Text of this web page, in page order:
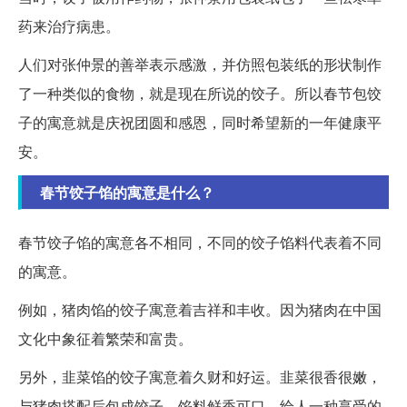
药来治疗病患。
人们对张仲景的善举表示感激，并仿照包装纸的形状制作
了一种类似的食物，就是现在所说的饺子。所以春节包饺
子的寓意就是庆祝团圆和感恩，同时希望新的一年健康平
安。
春节饺子馅的寓意是什么？
春节饺子馅的寓意各不相同，不同的饺子馅料代表着不同
的寓意。
例如，猪肉馅的饺子寓意着吉祥和丰收。因为猪肉在中国
文化中象征着繁荣和富贵。
另外，韭菜馅的饺子寓意着久财和好运。韭菜很香很嫩，